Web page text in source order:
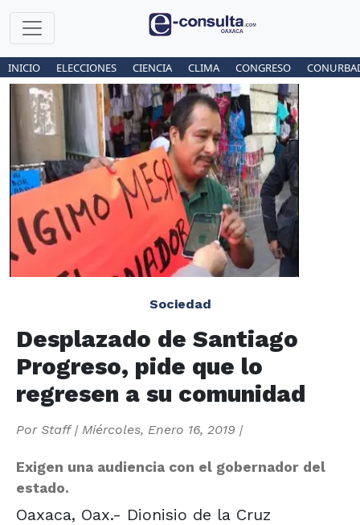
INICIO ELECCIONES CIENCIA CLIMA CONGRESO
Sociedad
Desplazado de Santiago
Progreso, pide que lo
regresen a su comunidad
Por Staff| Miércoles, Enero 16, 2019 |
Exigen una audiencia con el gobernador del
estado.
Oaxaca, Oax.- Dionisio de la Cruz